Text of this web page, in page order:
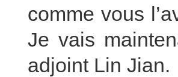
comme vous
Je vais
adjoint Lin Jian.